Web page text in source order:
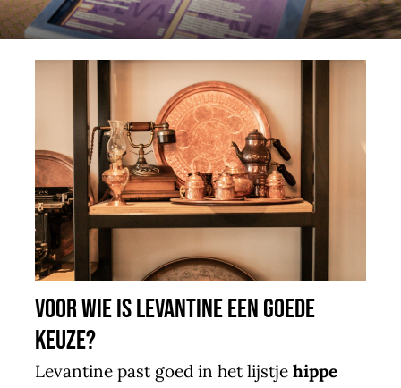
Voor wie is Levantine een goede
keuze?
Levantine past goed in het lijstje hippe